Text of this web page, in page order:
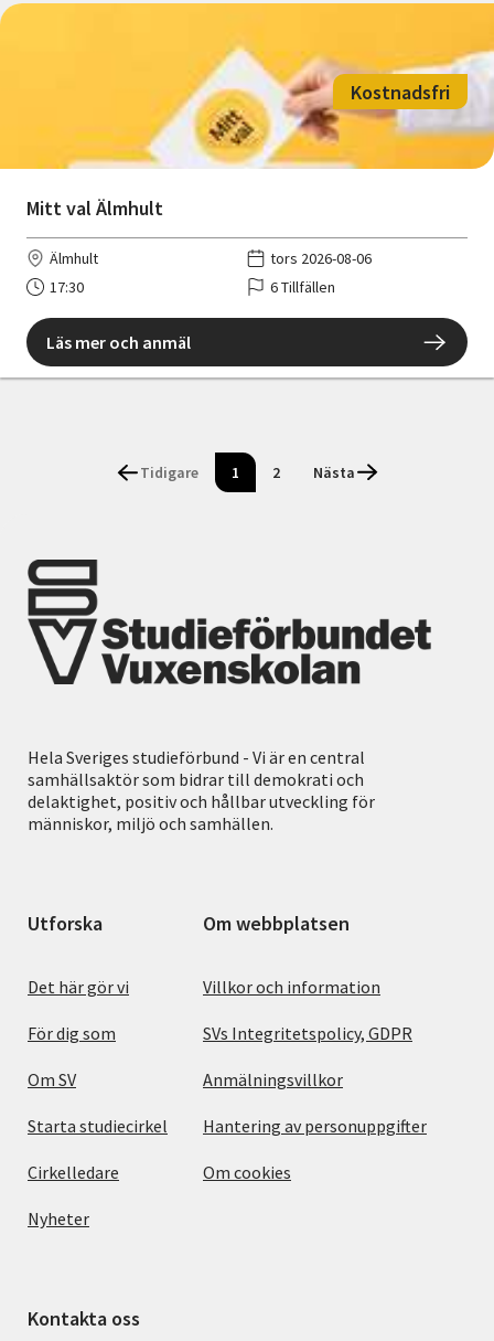
Mitt val Älmhult
Kostnadsfri
Älmhult
tors 2026-08-06
17:30
6 Tillfällen
Läs mer och anmäl
Tidigare 1 2 Nästa
Hela Sveriges studieförbund - Vi är en central
samhällsaktör som bidrar till demokrati och
delaktighet, positiv och hållbar utveckling för
människor, miljö och samhällen.
Utforska
Det här gör vi
För dig som
Om SV
Starta studiecirkel
Cirkelledare
Nyheter
Om webbplatsen
Villkor och information
SVs Integritetspolicy, GDPR
Anmälningsvillkor
Hantering av personuppgifter
Om cookies
Kontakta oss